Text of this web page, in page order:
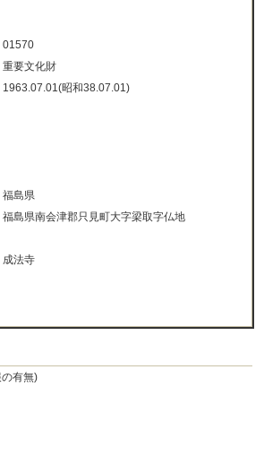
01570
重要文化財
1963.07.01(昭和38.07.01)
福島県
福島県南会津郡只見町大字梁取字仏地
成法寺
有無)